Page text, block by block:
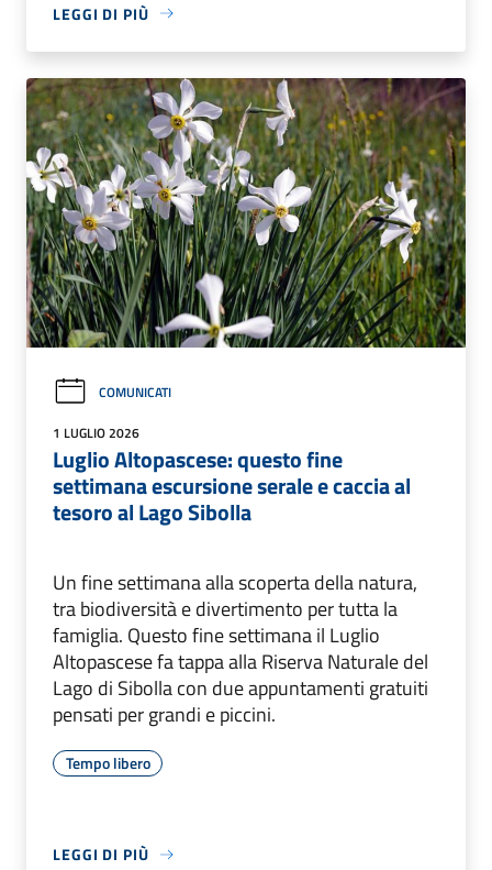
LEGGI DI PIÙ
COMUNICATI
1 LUGLIO 2026
Luglio Altopascese: questo fine
settimana escursione serale e caccia al
tesoro al Lago Sibolla
Un fine settimana alla scoperta della natura,
tra biodiversità e divertimento per tutta la
famiglia. Questo fine settimana il Luglio
Altopascese fa tappa alla Riserva Naturale del
Lago di Sibolla con due appuntamenti gratuiti
pensati per grandi e piccini.
Tempo libero
LEGGI DI PIÙ